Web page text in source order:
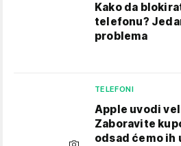
Kako da
telefonu​?
problema
TELEFONI
Apple uvodi
Zaboravite
odsad ćemo ih